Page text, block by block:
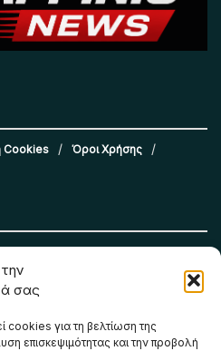
σας
cookies για τη βελτίωση της
επισκεψιμότητας και την προβολή
Cookies
Όροι Χρήσης